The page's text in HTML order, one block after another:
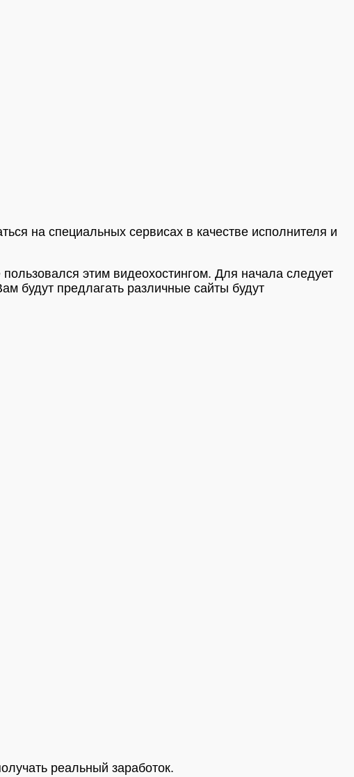
на специальных сервисах в качестве исполнителя и
этим видеохостингом. Для начала следует
будут предлагать различные сайты будут
реальный заработок.